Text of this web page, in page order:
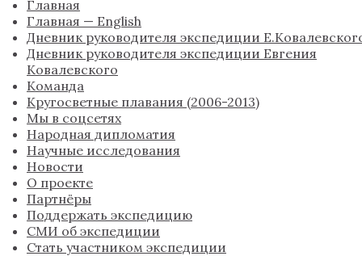
Главная
Главная — English
Дневник руководителя экспедиции
Дневник руководителя экспедиции Евгения
Ковалевского
Команда
Кругосветные плавания (2006-2013)
Мы в соцсетях
Народная дипломатия
Научные исследования
Новости
О проекте
Партнёры
Поддержать экспедицию
СМИ об экспедиции
Стать участником экспедиции